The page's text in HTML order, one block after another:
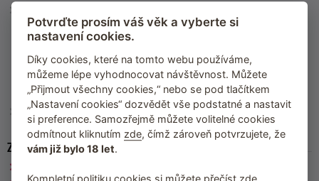
SODIUM LAUROYL METHYL ISETHIONATE, PARFUM
(FRAGRANCE), GLYCERIN, CITRIC ACID, PEG-120 METHYL
CHLORIDE, ALLANTOIN, PANTHENOL, CITRUS AURANTIUM
DULCIS (ORANGE) FRUIT EXTRACT, PIPER NIGRUM (BLACK
PEPPER) SEED EXTRACT, SODIUM BENZOATE, POTASSIUM
SORBATE, CITRAL, LIMONENE, LINALOOL.
Výrobce: Baylis & Harding (Velká Británie)
Zařazeno
Potvrďte prosím váš věk a vyberte si
nastavení cookies.
Díky cookies, které na tomto webu používáme,
můžeme lépe vyhodnocovat návštěvnost. Můžete
„Přijmout všechny cookies,“ nebo se pod tlačítkem
„Nastavení cookies“ dozvědět vše podstatné a nastavit
si preference. Samozřejmě můžete volitelné cookies
odmítnout kliknutím zde, čímž zároveň potvrzujete, že
vám již bylo 18 let.